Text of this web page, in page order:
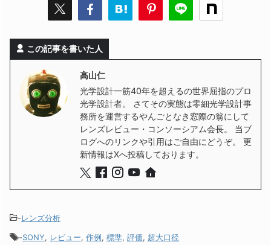
この記事を書いた人
高山仁
光学設計一筋40年を超えるの世界屈指のプロ
光学設計者。 さてその実態は零細光学設計事
務所を運営するやんごとなき窓際の翁にして
レンズレビュー・コンソーシアム会長。 当ブ
ログへのリンクや引用はご自由にどうぞ。 更
新情報はXへ投稿しております。
-レンズ分析
-SONY, レビュー, 作例, 標準, 評価, 超大口径